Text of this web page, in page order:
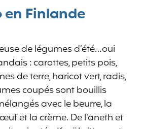
Finlande
de légumes d’été…oui
: carottes, petits pois,
de terre, haricot vert, radis,
coupés sont bouillis
avec le beurre, la
et la crème. De l’aneth et